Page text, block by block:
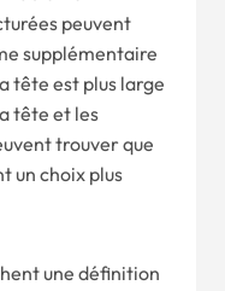
peuvent
supplémentaire
tête est plus large
tête et les
trouver que
un choix plus
une définition